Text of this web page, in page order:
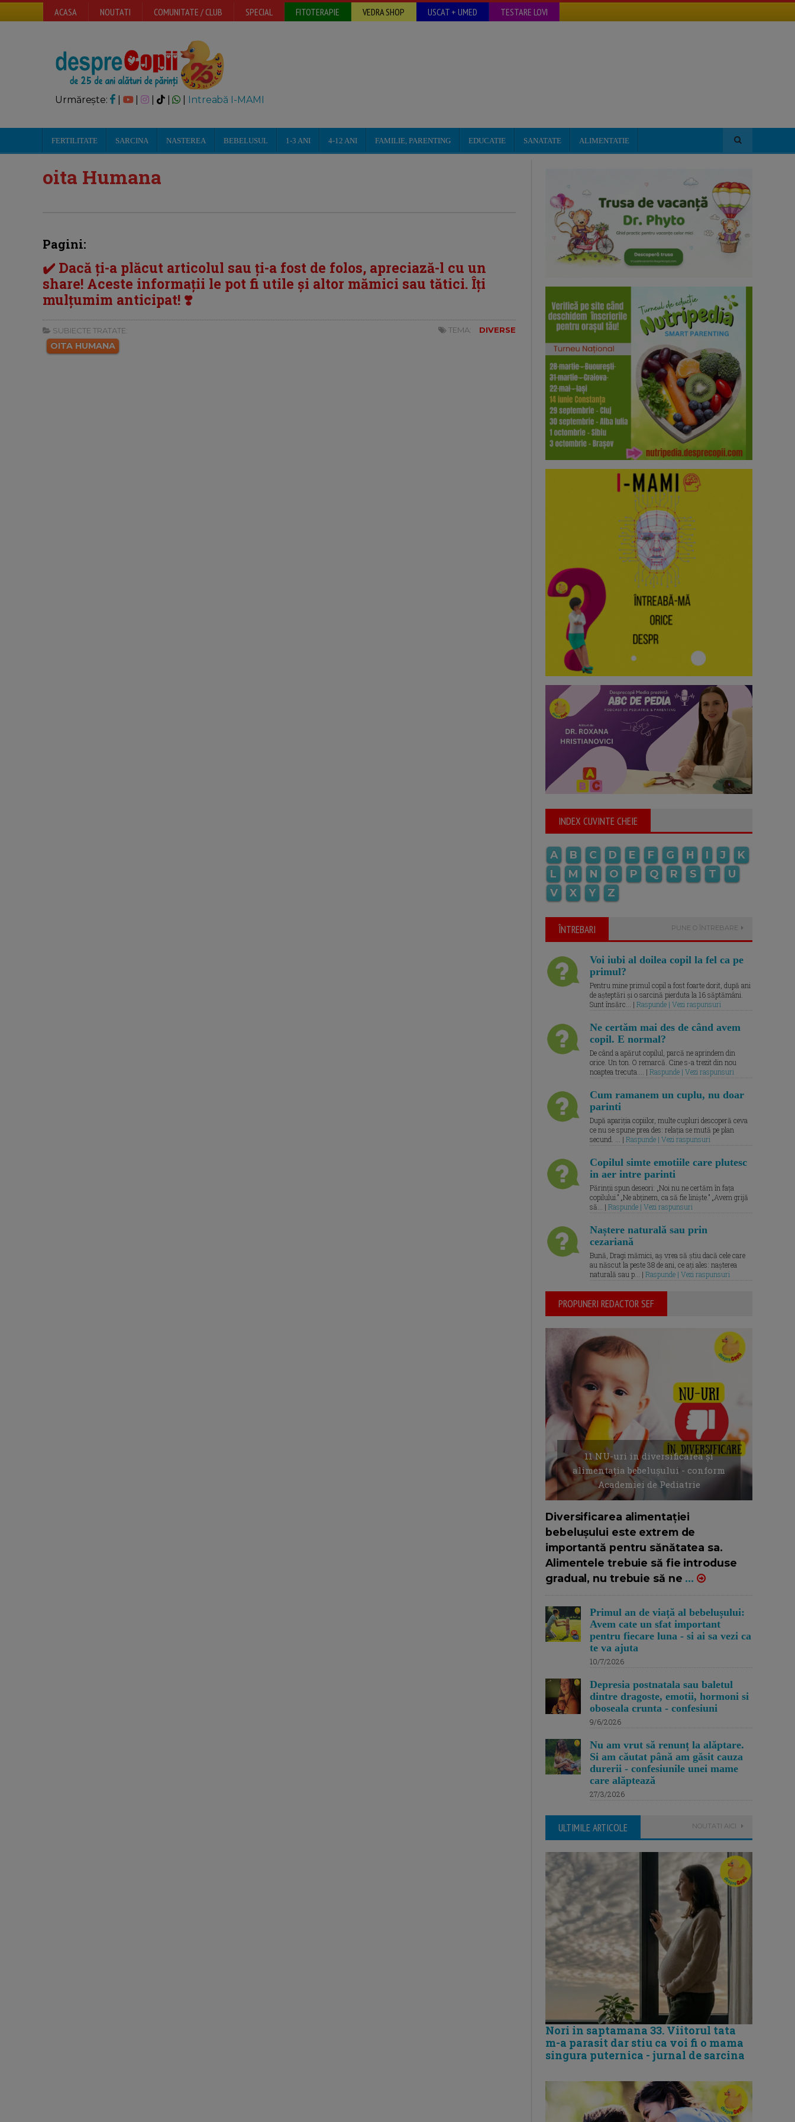
ACASA NOUTATI COMUNITATE / CLUB SPECIAL FITOTERAPIE VEDRA SHOP USCAT + UMED TESTARE LOVI
Urmărește: | | Intreabă I-MAMI
FERTILITATE SARCINA NASTEREA BEBELUSUL 1-3 ANI 4-12 ANI FAMILIE, PARENTING EDUCATIE SANATATE ALIMENTATIE
oita Humana
Pagini:
✔️ Dacă ți-a plăcut articolul sau ți-a fost de folos, apreciază-l cu un
share! Aceste informații le pot fi utile și altor mămici sau tătici. Îți
mulțumim anticipat! ❣️
SUBIECTE TRATATE:
OITA HUMANA
TEMA: DIVERSE
INDEX CUVINTE CHEIE
A B C D E F G H I J
K
L
M N O P Q R S T
U
V
X Y Z
ÎNTREBARI PUNE O ÎNTREBARE
Voi iubi al doilea copil la fel ca pe
primul?
Pentru mine primul copil a fost foarte dorit, după ani
de așteptări și o sarcină pierduta la 16 săptămâni.
Sunt însărc... | Raspunde | Vezi raspunsuri
Ne certăm mai des de când avem
copil. E normal?
De când a apărut copilul, parcă ne aprindem din
orice. Un ton. O remarcă. Cine s-a trezit din nou
noaptea trecuta.... | Raspunde | Vezi raspunsuri
Cum ramanem un cuplu, nu doar
parinti
După apariția copiilor, multe cupluri descoperă ceva
ce nu se spune prea des: relația se mută pe plan
secund. ... | Raspunde | Vezi raspunsuri
Copilul simte emotiile care plutesc
in aer intre parinti
Părinții spun deseori: „Noi nu ne certăm în fața
copilului.” „Ne abținem, ca să fie liniște.” „Avem grijă
să... | Raspunde | Vezi raspunsuri
Naștere naturală sau prin
cezariană
Bună, Dragi mămici, aș vrea să știu dacă cele care
au născut la peste 38 de ani, ce ați ales: nașterea
naturală sau p... | Raspunde | Vezi raspunsuri
PROPUNERI REDACTOR SEF
11 NU-uri in diversificarea și
alimentația bebelușului - conform
Academiei de Pediatrie
Diversificarea alimentației
bebelușului este extrem de
importantă pentru sănătatea sa.
Alimentele trebuie să fie introduse
gradual, nu trebuie să ne ...
Primul an de viață al bebelușului:
Avem cate un sfat important
pentru fiecare luna - si ai sa vezi ca
te va ajuta
10/7/2026
Depresia postnatala sau baletul
dintre dragoste, emotii, hormoni si
oboseala crunta - confesiuni
9/6/2026
Nu am vrut să renunț la alăptare.
Si am căutat până am găsit cauza
durerii - confesiunile unei mame
care alăptează
27/3/2026
ULTIMILE ARTICOLE NOUTATI AICI
Nori in saptamana 33. Viitorul tata
m-a parasit dar stiu ca voi fi o mama
singura puternica - jurnal de sarcina